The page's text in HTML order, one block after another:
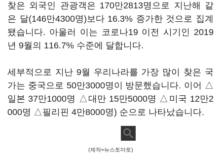
찾은 외국인 관광객은 170만2813명으로 지난해 같
은 달(146만4300명)보다 16.3% 증가한 것으로 집계
됐습니다. 아울러 이는 코로나19 이전 시기인 2019
년 9월의 116.7% 수준에 달합니다.
세부적으로 지난 9월 우리나라를 가장 많이 찾은 국
가는 중국으로 50만3000명이 방문했습니다. 이어 △
일본 37만1000명 △대만 15만5000명 △미국 12만2
000명 △필리핀 4만8000명) 순으로 나타났습니다.
(제작=뉴스토마토)